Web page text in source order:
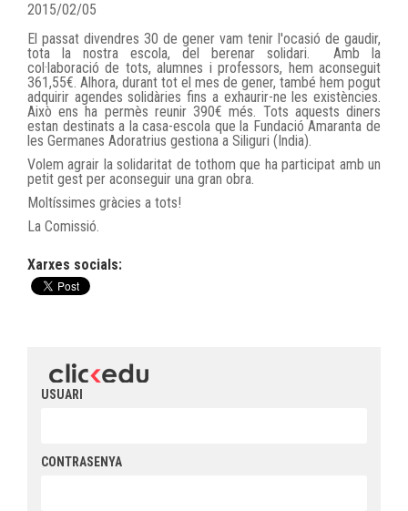
2015/02/05
El passat divendres 30 de gener vam tenir l'ocasió de gaudir,
tota la nostra escola, del berenar solidari. Amb la
col·laboració de tots, alumnes i professors, hem aconseguit
361,55€. Alhora, durant tot el mes de gener, també hem pogut
adquirir agendes solidàries fins a exhaurir-ne les existències.
Això ens ha permès reunir 390€ més. Tots aquests diners
estan destinats a la casa-escola que la Fundació Amaranta de
les Germanes Adoratrius gestiona a Siliguri (India).
Volem agrair la solidaritat de tothom que ha participat amb un
petit gest per aconseguir una gran obra.
Moltíssimes gràcies a tots!
La Comissió.
Xarxes socials:
USUARI
CONTRASENYA